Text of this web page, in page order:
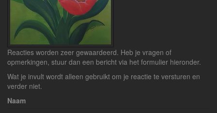
Reacties worden zeer gewaardeerd. Heb je vragen of
opmerkingen, stuur dan een bericht via het formulier hieronder.
Wat je invult wordt alleen gebruikt om je reactie te versturen en
verder niet.
Naam